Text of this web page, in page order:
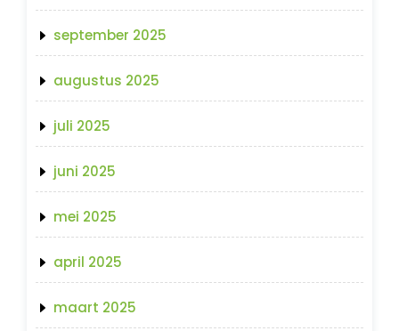
september 2025
augustus 2025
juli 2025
juni 2025
mei 2025
april 2025
maart 2025